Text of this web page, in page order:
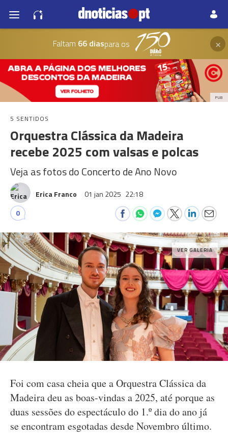
Faltam 66 diaspara os ×
PUB
5 SENTIDOS
Orquestra Clássica da Madeira
recebe 2025 com valsas e polcas
Veja as fotos do Concerto de Ano Novo
Erica Franco 01 jan 2025 22:18
0
VER GALERIA
Foi com casa cheia que a Orquestra Clássica da
Madeira deu as boas-vindas a 2025, até porque as
duas sessões do espectáculo do 1.º dia do ano já
se encontram esgotadas desde Novembro último.